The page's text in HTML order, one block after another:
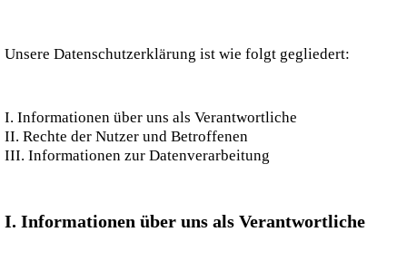
Unsere Datenschutzerklärung ist wie folgt gegliedert:
I. Informationen über uns als Verantwortliche
II. Rechte der Nutzer und Betroffenen
III. Informationen zur Datenverarbeitung
I. Informationen über uns als Verantwortliche